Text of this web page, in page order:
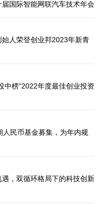
国际智能网联汽车技术年会
人荣登创业邦2023年新青
中榜”2022年度最佳创业投资
人民币基金募集，为年内规
，双循环格局下的科技创新